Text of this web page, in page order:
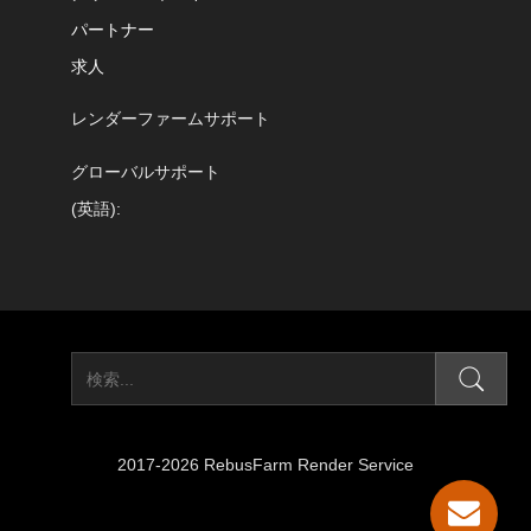
パートナー
求人
レンダーファームサポート
グローバルサポート
(英語):
2017-2026 RebusFarm Render Service